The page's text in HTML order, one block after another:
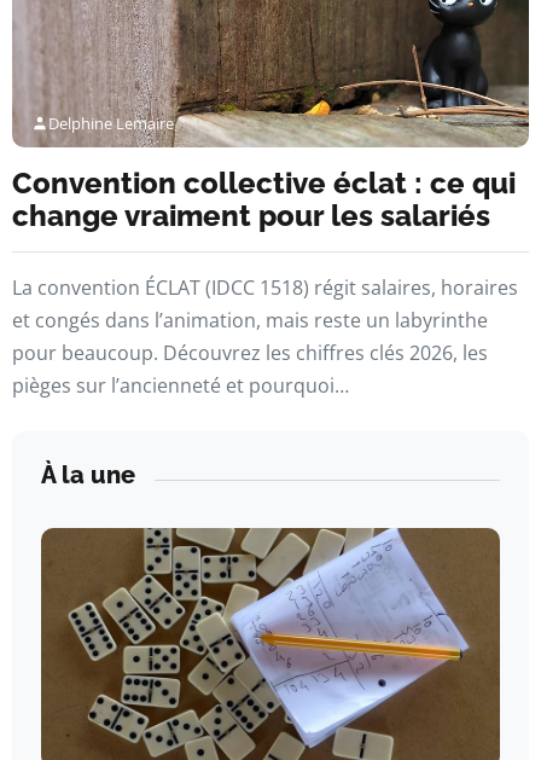
Delphine Lemaire
Convention collective éclat : ce qui
change vraiment pour les salariés
La convention ÉCLAT (IDCC 1518) régit salaires, horaires
et congés dans l’animation, mais reste un labyrinthe
pour beaucoup. Découvrez les chiffres clés 2026, les
pièges sur l’ancienneté et pourquoi…
À la une